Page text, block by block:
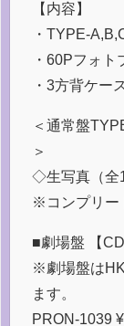
【内容】
・TYPE-
・60Pフォト
・3方背ケース
＜通常盤
＞
◇生写真（全
※コンプリー
■劇場盤 【
※劇場盤は
ます。
PRON-1039